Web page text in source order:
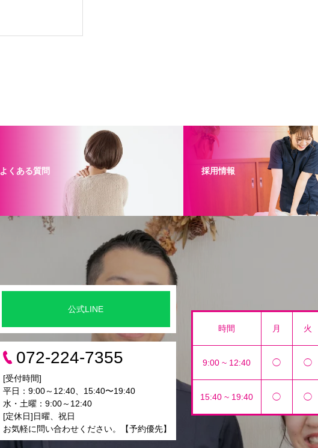
よくある質問 採用情報
公式LINE
072-224-7355
[受付時間]
平日：9:00～12:40、15:40〜19:40
水・土曜：9:00～12:40
[定休日]日曜、祝日
お気軽に問い合わせください。【予約優先】
時間 月 火
9:00 ~ 12:40 ◯ ◯
15:40 ~ 19:40 ◯ ◯